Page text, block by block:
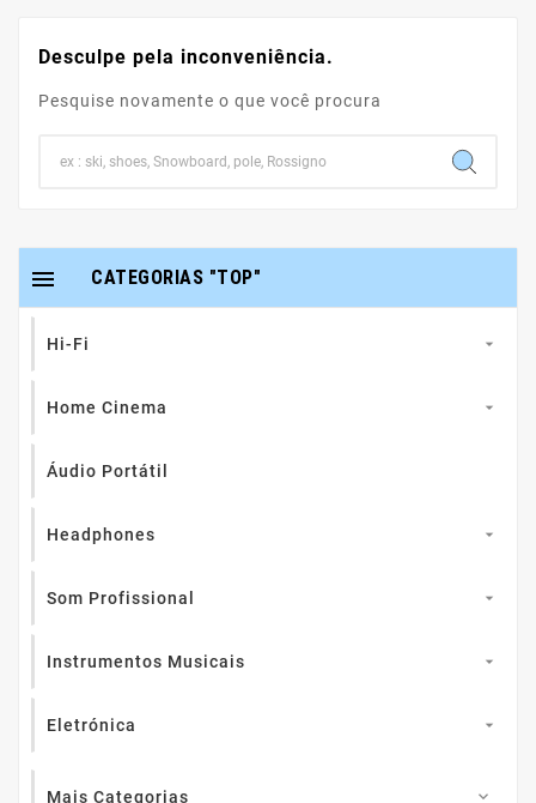
Desculpe pela inconveniência.
Pesquise novamente o que você procura
CATEGORIAS "TOP"

Hi-Fi 
Home Cinema 
Áudio Portátil
Headphones 
Som Profissional 
Instrumentos Musicais 
Eletrónica 
Mais Categorias 